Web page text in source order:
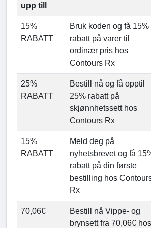
upp till
15%
RABATT
Bruk koden og få 15%
rabatt på varer til
ordinær pris hos
Contours Rx
25%
RABATT
Bestill nå og få opptil
25% rabatt på
skjønnhetssett hos
Contours Rx
15%
RABATT
Meld deg på
nyhetsbrevet og få
rabatt på din første
bestilling hos
Rx
70,06€
Bestill nå Vippe- og
brynsett fra 70,06€ hos